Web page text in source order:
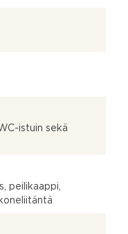
istuin sekä
peilikaappi,